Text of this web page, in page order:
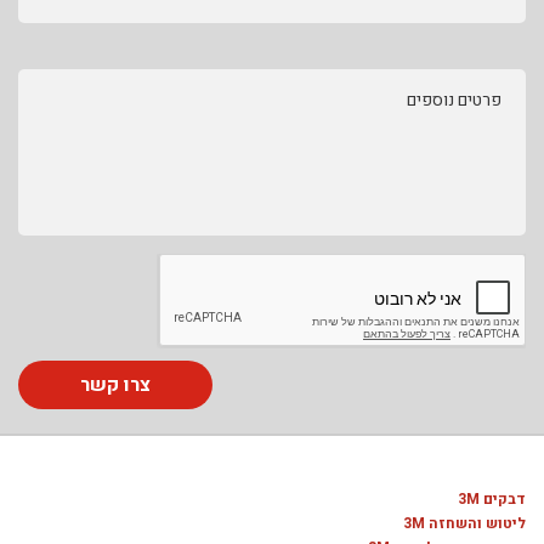
פרטים נוספים
צרו קשר
דבקים 3M
ליטוש והשחזה 3M